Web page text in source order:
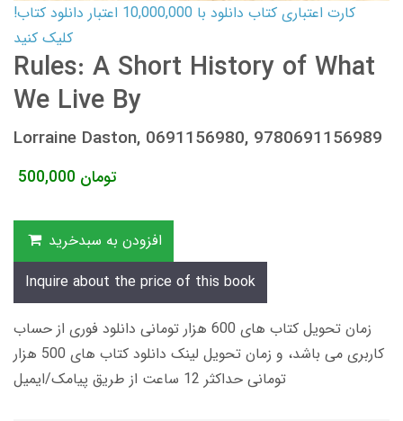
کارت اعتباری کتاب دانلود با 10,000,000 اعتبار دانلود کتاب!
کلیک کنید
Rules: A Short History of What
We Live By
Lorraine Daston, 0691156980, 9780691156989
500,000 تومان
افزودن به سبدخرید
Inquire about the price of this book
زمان تحویل کتاب های 600 هزار تومانی دانلود فوری از حساب
کاربری می باشد، و زمان تحویل لینک دانلود کتاب های 500 هزار
تومانی حداکثر 12 ساعت از طریق پیامک/ایمیل